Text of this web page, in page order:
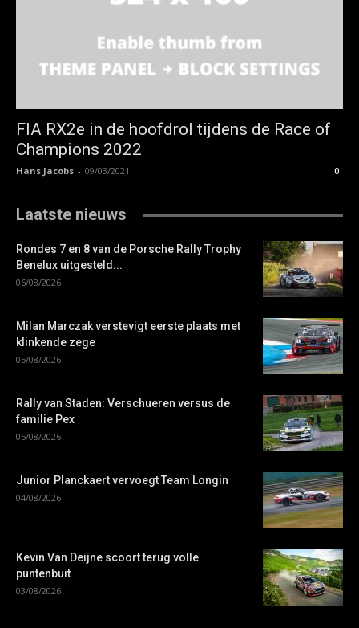
FIA RX2e in de hoofdrol tijdens de Race of
Champions 2022
Hans Jacobs - 09/03/2021 0
Laatste nieuws
Rondes 7 en 8 van de Porsche Rally Trophy
Benelux uitgesteld...
06/08/2026
Milan Marczak verstevigt eerste plaats met
klinkende zege
05/08/2026
Rally van Staden: Verschueren versus de
familie Pex
05/08/2026
Junior Planckaert vervoegt Team Longin
04/08/2026
Kevin Van Deijne scoort terug volle
puntenbuit
03/08/2026